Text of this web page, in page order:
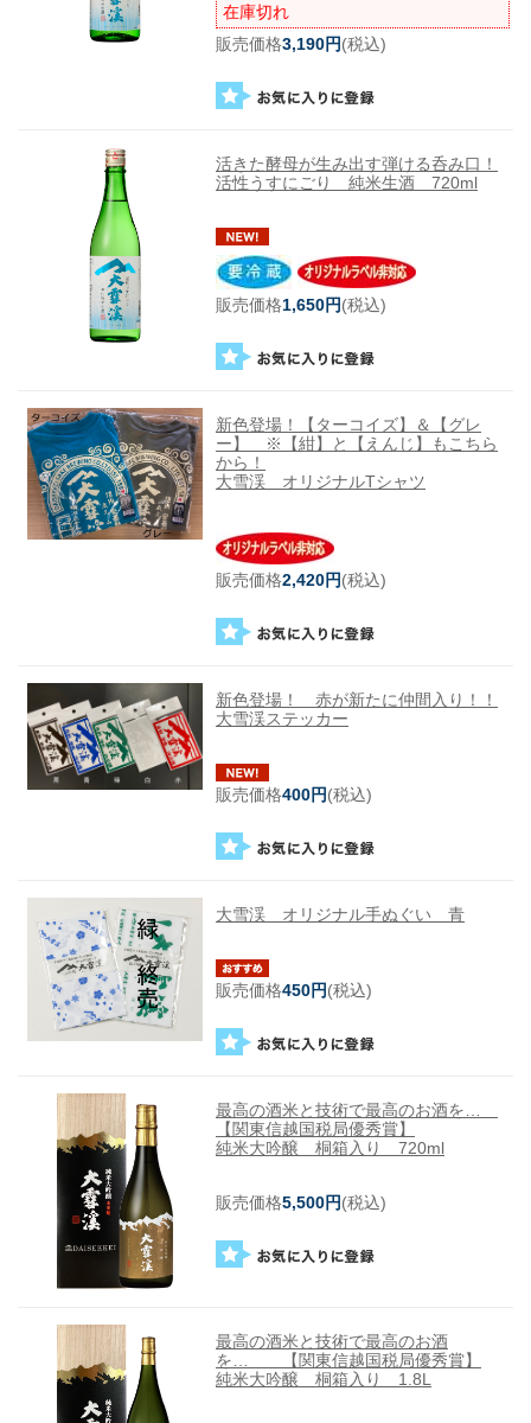
在庫切れ
販売価格3,190円(税込)
活きた酵母が生み出す弾ける呑み口！
活性うすにごり 純米生酒 720ml
販売価格1,650円(税込)
新色登場！【ターコイズ】＆【グレ
ー】 ※【紺】と【えんじ】もこちら
から！
大雪渓 オリジナルTシャツ
販売価格2,420円(税込)
新色登場！ 赤が新たに仲間入り！！
大雪渓ステッカー
販売価格400円(税込)
大雪渓 オリジナル手ぬぐい 青
販売価格450円(税込)
最高の酒米と技術で最高のお酒を…
【関東信越国税局優秀賞】
純米大吟醸 桐箱入り 720ml
販売価格5,500円(税込)
最高の酒米と技術で最高のお酒
を… 【関東信越国税局優秀賞】
純米大吟醸 桐箱入り 1.8L